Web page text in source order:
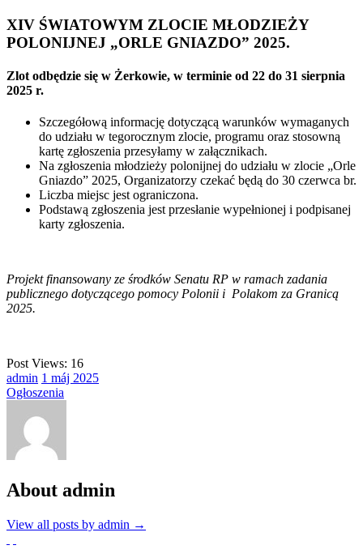
XIV ŚWIATOWYM ZLOCIE MŁODZIEŻY
POLONIJNEJ „ORLE GNIAZDO” 2025.
Zlot odbędzie się w Żerkowie, w terminie od 22 do 31 sierpnia
2025 r.
Szczegółową informację dotyczącą warunków wymaganych
do udziału w tegorocznym zlocie, programu oraz stosowną
kartę zgłoszenia przesyłamy w załącznikach.
Na zgłoszenia młodzieży polonijnej do udziału w zlocie „Orle
Gniazdo” 2025, Organizatorzy czekać będą do 30 czerwca br.
Liczba miejsc jest ograniczona.
Podstawą zgłoszenia jest przesłanie wypełnionej i podpisanej
karty zgłoszenia.
Projekt finansowany ze środków Senatu RP w ramach zadania
publicznego dotyczącego pomocy Polonii i Polakom za Granicą
2025.
Post Views: 16
admin 1 máj 2025
Ogłoszenia
About admin
View all posts by admin →